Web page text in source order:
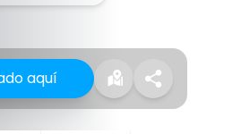
aquí